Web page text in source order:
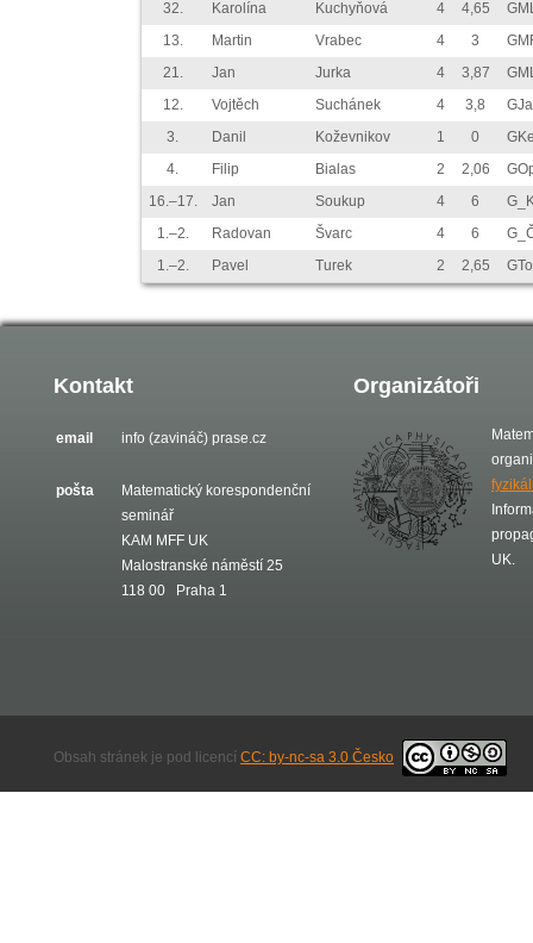
32.
Karolína Kuchyňová 4 4,65
13.
Martin Vrabec 4 3
21.
Jan Jurka 4 3,87
12.
Vojtěch Suchánek 4 3,8
3.
Danil Koževnikov 1 0
4.
Filip Bialas 2 2,06
16.–17.
Jan Soukup 4 6
1.–2.
Radovan Švarc 4 6
1.–2.
Pavel Turek 2 2,65
Kontakt
email info (zavináč) prase.cz
pošta
Matematický korespondenční
seminář
KAM MFF UK
Malostranské náměstí 25
118 00 Praha 1
Organizátoři
UK.
Obsah stránek je pod licencí CC: by-nc-sa 3.0 Česko